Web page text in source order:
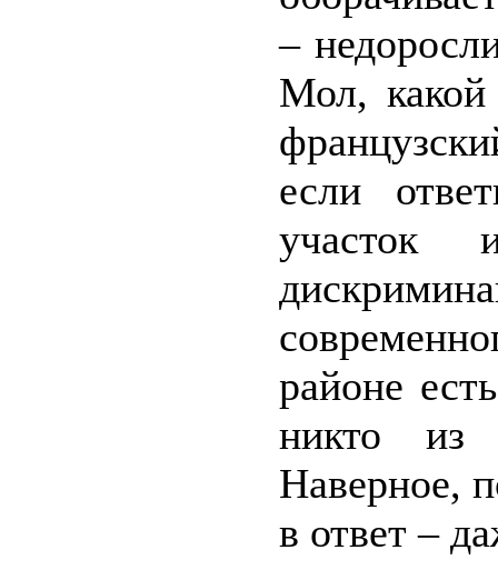
–
Мол,
если
участок
районе
никто из
Наверное,
в ответ –